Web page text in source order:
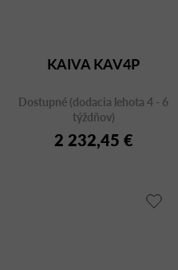
KAIVA KAV4P
Dostupné (dodacia lehota 4 - 6
týždňov)
2 232,45 €